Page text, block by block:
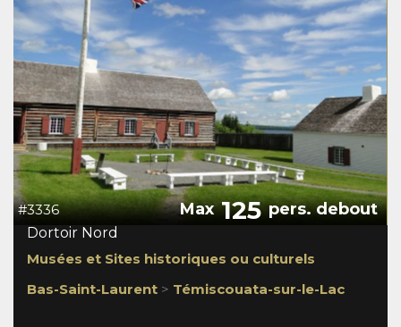
#3336 Max125pers. debout
Dortoir Nord
Musées et Sites historiques ou culturels
Bas-Saint-Laurent > Témiscouata-sur-le-Lac